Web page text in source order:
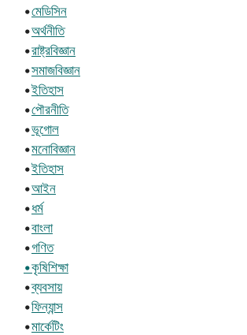
•মেডিসিন
•অর্থনীতি
•রাষ্ট্রবিজ্ঞান
•সমাজবিজ্ঞান
•ইতিহাস
•পৌরনীতি
•ভূগোল
•মনোবিজ্ঞান
•ইতিহাস
•আইন
•ধর্ম
•বাংলা
•গণিত
•কৃষিশিক্ষা
•ব্যবসায়
•ফিন্যান্স
•মার্কেটিং